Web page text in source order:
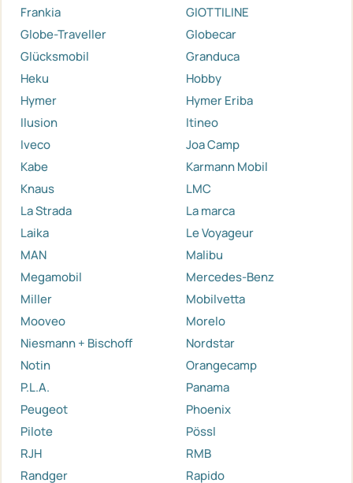
Frankia
GIOTTILINE
Globe-Traveller
Globecar
Glücksmobil
Granduca
Heku
Hobby
Hymer
Hymer Eriba
Ilusion
Itineo
Iveco
Joa Camp
Kabe
Karmann Mobil
Knaus
LMC
La Strada
La marca
Laika
Le Voyageur
MAN
Malibu
Megamobil
Mercedes-Benz
Miller
Mobilvetta
Mooveo
Morelo
Niesmann + Bischoff
Nordstar
Notin
Orangecamp
P.L.A.
Panama
Peugeot
Phoenix
Pilote
Pössl
RJH
RMB
Randger
Rapido